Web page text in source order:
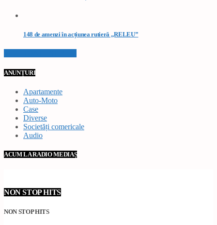
148 de amenzi în acțiunea rutieră „RELEU”
ANUNȚURI
Apartamente
Auto-Moto
Case
Diverse
Societăți comericale
Audio
ACUM LA RADIO MEDIAȘ
NON STOP HITS
NON STOP HITS